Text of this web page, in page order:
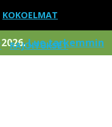
KOKOELMAT
RAJOITUKSET
Lue tarkemmin